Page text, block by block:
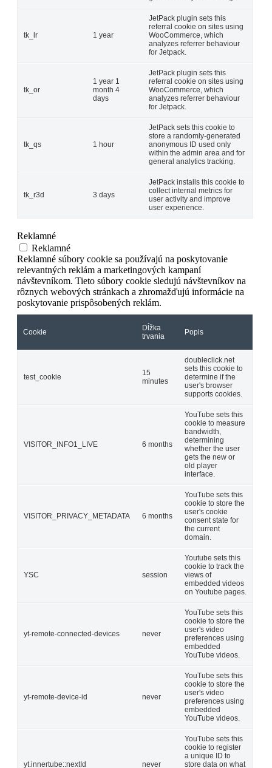
tk_lr 1 year
JetPack plugin sets this
referral cookie on sites using
WooCommerce, which
analyzes referrer behaviour
for Jetpack.
tk_or
1 year 1
month 4
days
JetPack plugin sets this
referral cookie on sites using
WooCommerce, which
analyzes referrer behaviour
for Jetpack.
tk_qs 1 hour
JetPack sets this cookie to
store a randomly-generated
anonymous ID used only
within the admin area and for
general analytics tracking.
tk_r3d 3 days
JetPack installs this cookie to
collect internal metrics for
user activity and improve
user experience.
Reklamné
Reklamné
Reklamné súbory cookie sa používajú na poskytovanie
relevantných reklám a marketingových kampaní
návštevníkom. Tieto súbory cookie sledujú návštevníkov na
rôznych webových stránkach a zhromažďujú informácie na
poskytovanie prispôsobených reklám.
Cookie
Dĺžka
trvania
Popis
test_cookie
15
minutes
doubleclick.net
sets this cookie to
determine if the
user's browser
supports cookies.
VISITOR_INFO1_LIVE 6 months
YouTube sets this
cookie to measure
bandwidth,
determining
whether the user
gets the new or
old player
interface.
VISITOR_PRIVACY_METADATA 6 months
YouTube sets this
cookie to store the
user's cookie
consent state for
the current
domain.
YSC session
Youtube sets this
cookie to track the
views of
embedded videos
on Youtube pages.
yt-remote-connected-devices never
YouTube sets this
cookie to store the
user's video
preferences using
embedded
YouTube videos.
yt-remote-device-id never
YouTube sets this
cookie to store the
user's video
preferences using
embedded
YouTube videos.
yt.innertube::nextId never
YouTube sets this
cookie to register
a unique ID to
store data on what